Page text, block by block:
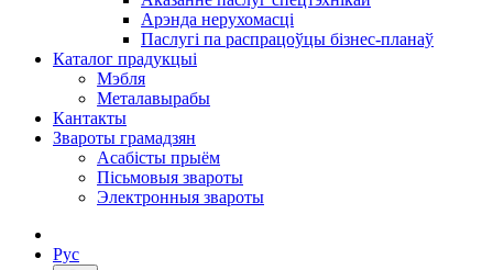
Арэнда нерухомасці
Паслугі па распрацоўцы бізнес-планаў
Каталог прадукцыі
Мэбля
Металавырабы
Кантакты
Звароты грамадзян
Асабісты прыём
Пісьмовыя звароты
Электронныя звароты
Рус